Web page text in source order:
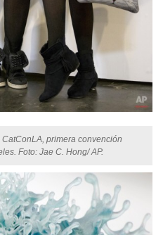
primera convención
Foto: Jae C. Hong/ AP.